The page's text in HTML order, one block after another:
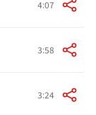
4:07
3:58
3:24